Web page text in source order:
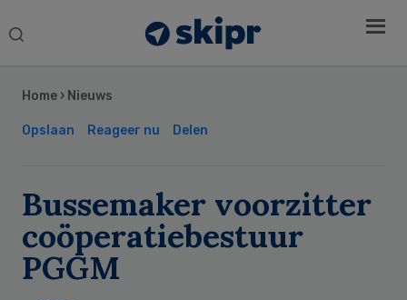
Search
Home › Nieuws
Opslaan Reageer nu Delen
Bussemaker voorzitter
coöperatiebestuur
PGGM
Sidebar